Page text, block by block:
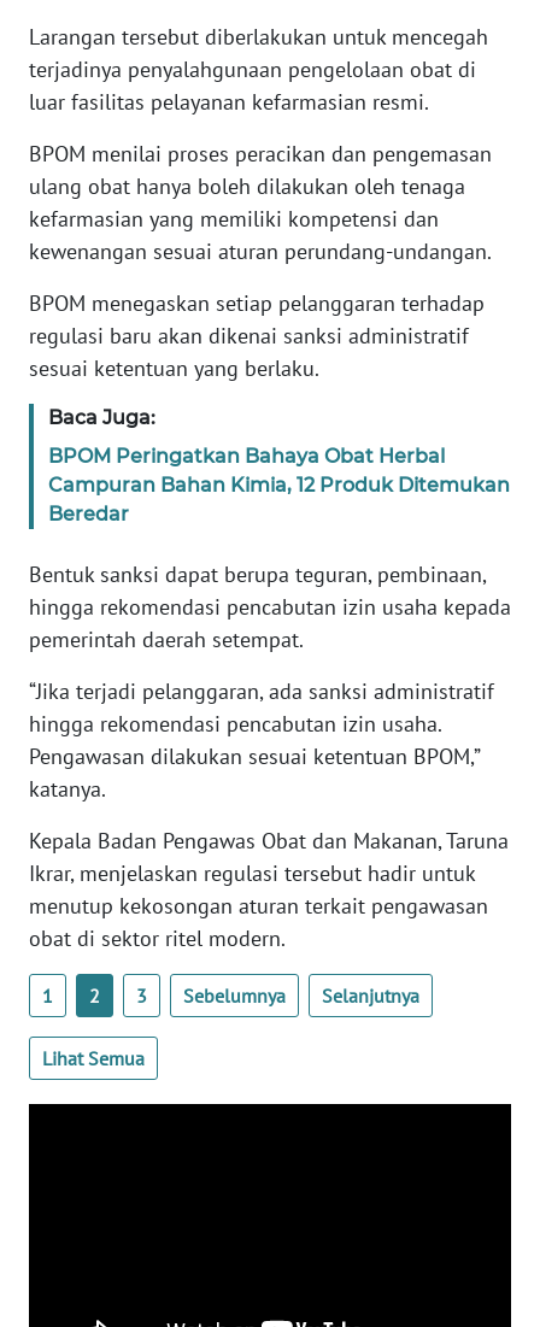
Larangan tersebut diberlakukan untuk mencegah
terjadinya penyalahgunaan pengelolaan obat di
luar fasilitas pelayanan kefarmasian resmi.
BPOM menilai proses peracikan dan pengemasan
ulang obat hanya boleh dilakukan oleh tenaga
kefarmasian yang memiliki kompetensi dan
kewenangan sesuai aturan perundang-undangan.
BPOM menegaskan setiap pelanggaran terhadap
regulasi baru akan dikenai sanksi administratif
sesuai ketentuan yang berlaku.
Baca Juga:
BPOM Peringatkan Bahaya Obat Herbal
Campuran Bahan Kimia, 12 Produk Ditemukan
Beredar
Bentuk sanksi dapat berupa teguran, pembinaan,
hingga rekomendasi pencabutan izin usaha kepada
pemerintah daerah setempat.
“Jika terjadi pelanggaran, ada sanksi administratif
hingga rekomendasi pencabutan izin usaha.
Pengawasan dilakukan sesuai ketentuan BPOM,”
katanya.
Kepala Badan Pengawas Obat dan Makanan, Taruna
Ikrar, menjelaskan regulasi tersebut hadir untuk
menutup kekosongan aturan terkait pengawasan
obat di sektor ritel modern.
1 2 3 Sebelumnya Selanjutnya
Lihat Semua
TENTANG
KAMI
MEDIA
SIBER
KARIR
DISCLAIMER
Wahana
Regional
SUMUT
WN
JAKARTA
WN
JABAR
WN
BANTEN
NTT
WN
KEPRI
WN
PAPUA